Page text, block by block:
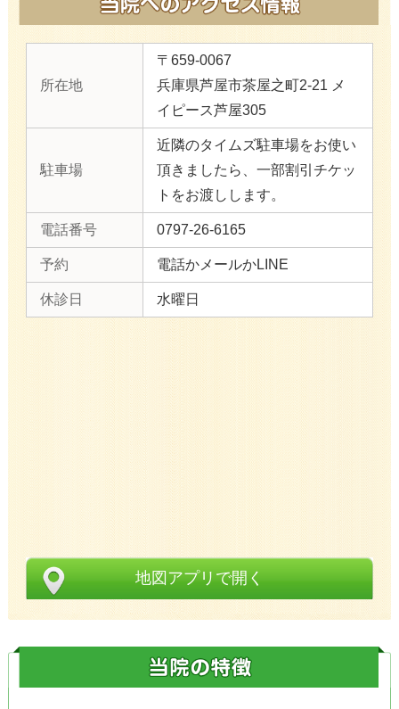
所在地
〒659-0067
兵庫県芦屋市茶屋之町2-21 メ
イピース芦屋305
駐車場
近隣のタイムズ駐車場をお使い
頂きましたら、一部割引チケッ
トをお渡しします。
電話番号 0797-26-6165
予約 電話かメールかLINE
休診日 水曜日
地図アプリで開く